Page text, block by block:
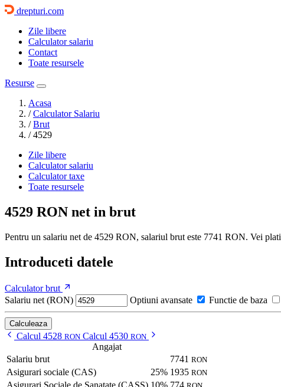
drepturi.com
Zile libere
Calculator salariu
Contact
Toate resursele
Resurse
Acasa
/ Calculator Salariu
/ Brut
/ 4529
Zile libere
Calculator salariu
Calculator taxe
Toate resursele
4529 RON net in brut
Pentru un salariu net de 4529 RON, salariul brut este 7741 RON. Vei plati
Introduceti datele
Calculator brut
Salariu net (RON)
Optiuni avansate Functie de baza
Calculeaza
Calcul 4528 RON Calcul 4530 RON
Angajat
Salariu brut
7741 RON
Asigurari sociale (CAS) 25% 1935 RON
Asigurari Sociale de Sanatate (CASS) 10% 774